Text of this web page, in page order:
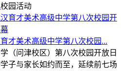
校园活动
才美术高级中学第八次校园...
（问津校区）第八次校园开放日
子与家长如约而至，延续前七场